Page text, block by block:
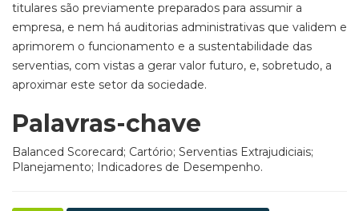
titulares são previamente preparados para assumir a
empresa, e nem há auditorias administrativas que validem e
aprimorem o funcionamento e a sustentabilidade das
serventias, com vistas a gerar valor futuro, e, sobretudo, a
aproximar este setor da sociedade.
Palavras-chave
Balanced Scorecard; Cartório; Serventias Extrajudiciais;
Planejamento; Indicadores de Desempenho.